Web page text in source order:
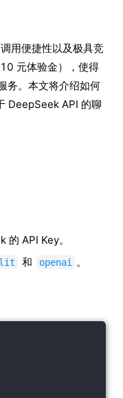
用便捷性以及极具竞
元体验金），使得
务。本文将介绍如何
DeepSeek API 的聊
API Key。
和 openai 。